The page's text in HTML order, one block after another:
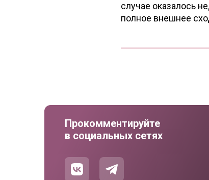
случае оказалось
полное внешнее
Прокомментируйте
в социальных сетях